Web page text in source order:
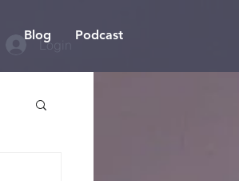
Blog Podcast
Login